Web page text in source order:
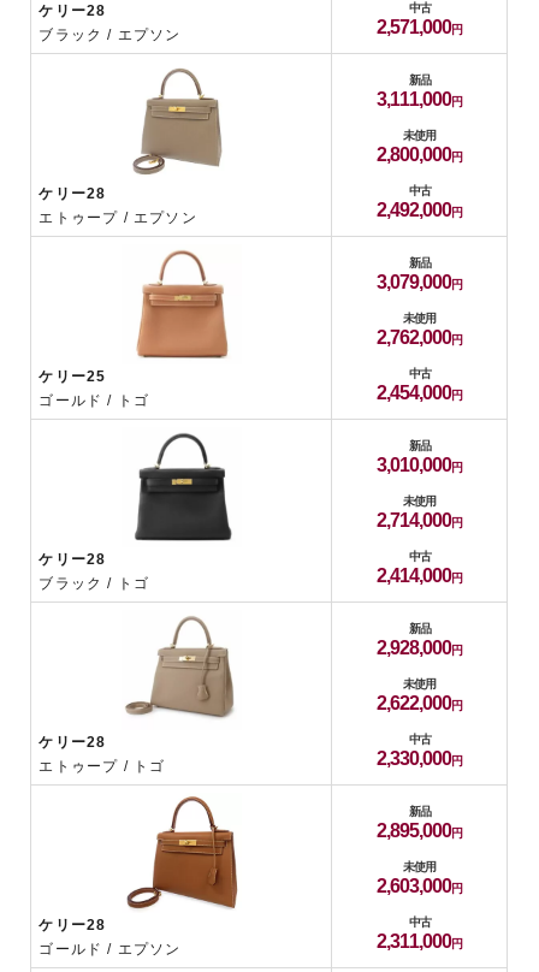
ケリー28
ブラック / エプソン
中古
2,571,000
ケリー28
エトゥープ / エプソン
新品
3,111,000
未使用
2,800,000
中古
2,492,000
ケリー25
ゴールド / トゴ
新品
3,079,000
未使用
2,762,000
中古
2,454,000
ケリー28
ブラック / トゴ
新品
3,010,000
未使用
2,714,000
中古
2,414,000
ケリー28
エトゥープ / トゴ
新品
2,928,000
未使用
2,622,000
中古
2,330,000
ケリー28
ゴールド / エプソン
新品
2,895,000
未使用
2,603,000
中古
2,311,000